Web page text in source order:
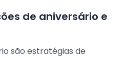
de aniversário e
são estratégias de